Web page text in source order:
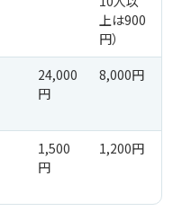
上は900
円）
24,000
円
8,000円
1,500
円
1,200円